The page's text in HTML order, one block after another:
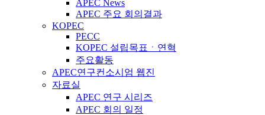
APEC News
APEC 주요 회의결과
KOPEC
PECC
KOPEC 설립목표ㆍ연혁
주요활동
APEC연구컨소시엄 웹진
자료실
APEC 연구 시리즈
APEC 회의 일정